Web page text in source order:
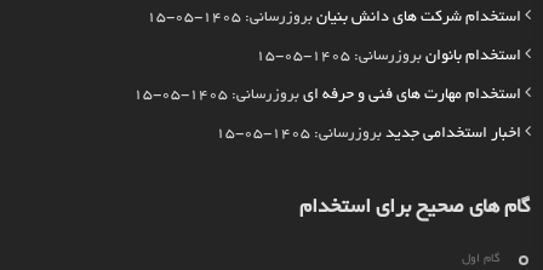
استخدام شرکت های دانش بنیان بروزرسانی: 1405-05-15
استخدام بانوان بروزرسانی: 1405-05-15
استخدام مهارت های فنی و حرفه ای بروزرسانی: 1405-05-15
اخبار استخدامی جدید بروزرسانی: 1405-05-15
گام های صحیح برای استخدام
گام اول